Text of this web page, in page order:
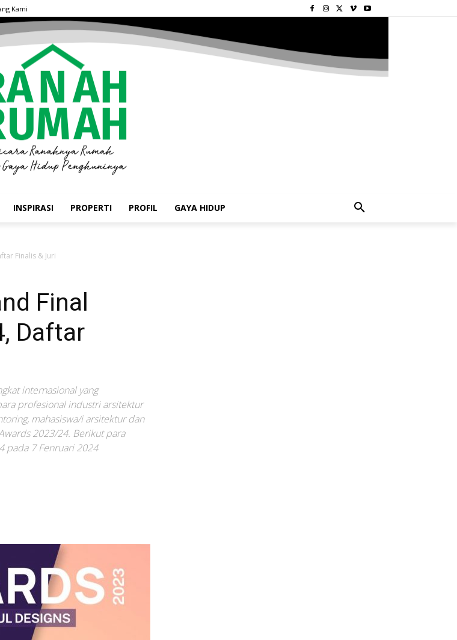
Kami
INSPIRASI PROPERTI PROFIL GAYA HIDUP
Finalis & Juri
Final
Daftar
internasional yang
profesional industri arsitektur
mahasiswa/i arsitektur dan
2023/24. Berikut para
pada 7 Fenruari 2024